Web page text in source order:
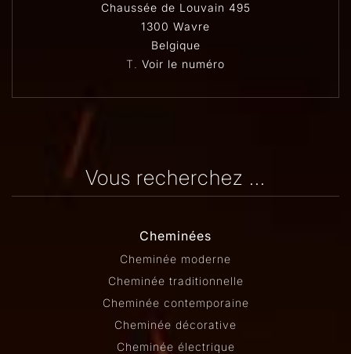
Chaussée de Louvain 495
1300 Wavre
Belgique
T. Voir le numéro
Vous recherchez ...
Cheminées
Cheminée moderne
Cheminée traditionnelle
Cheminée contemporaine
Cheminée décorative
Cheminée électrique